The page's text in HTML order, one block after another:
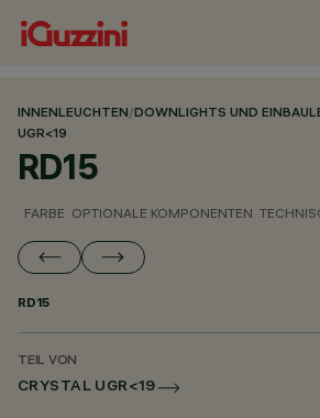
INNENLEUCHTEN/DOWNLIGHTS UND
UGR<19
RD15
FARBE OPTIONALE KOMPONENTEN
RD15
TEIL VON
CRYSTAL UGR<19